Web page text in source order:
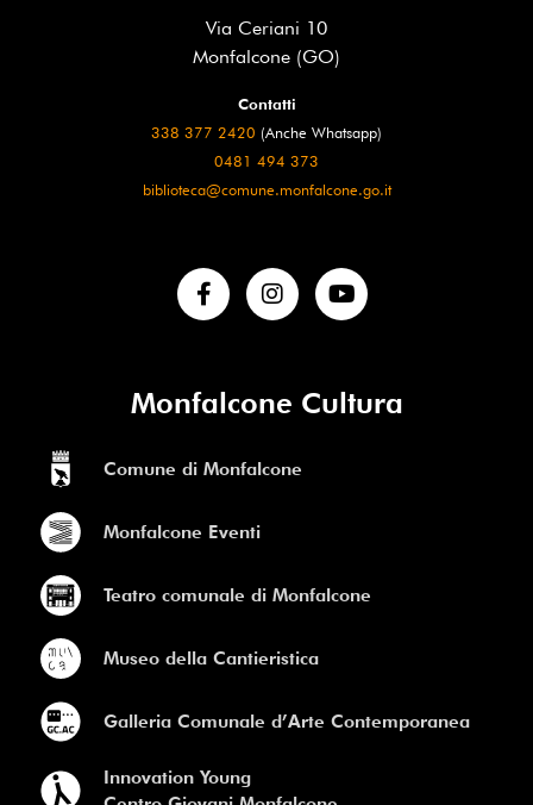
Via Ceriani 10
Monfalcone (GO)
Contatti
338 377 2420 (Anche Whatsapp)
0481 494 373
biblioteca@comune.monfalcone.go.it
Monfalcone Cultura
Comune di Monfalcone
Monfalcone Eventi
Teatro comunale di Monfalcone
Museo della Cantieristica
Galleria Comunale d’Arte Contemporanea
Innovation Young